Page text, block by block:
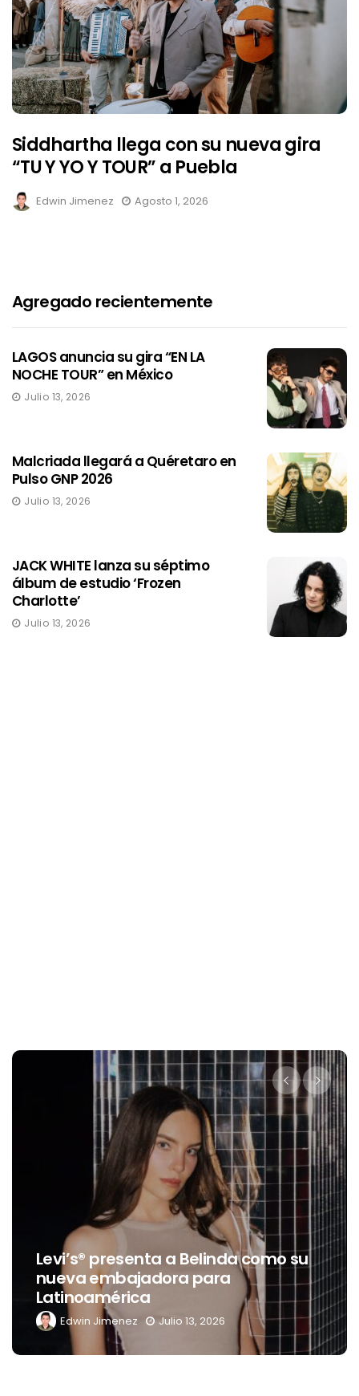
Siddhartha llega con su nueva gira
“TU Y YO Y TOUR” a Puebla
Edwin Jimenez Agosto 1, 2026
Agregado recientemente
LAGOS anuncia su gira “EN LA
NOCHE TOUR” en México
Julio 13, 2026
Malcriada llegará a Quéretaro en
Pulso GNP 2026
Julio 13, 2026
JACK WHITE lanza su séptimo
álbum de estudio ‘Frozen
Charlotte’
Julio 13, 2026
presenta a Belinda como su
para
Jimenez Julio 13, 2026
Destino
del Río y
Edwin